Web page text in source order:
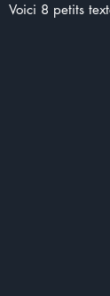
Voici 8 petits